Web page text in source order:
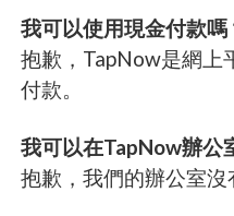
我可以使用現金付款嗎
抱歉，TapNow是網上
付款。
我可以在TapNow辦公
抱歉，我們的辦公室沒